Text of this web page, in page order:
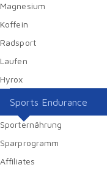
Magnesium
Koffein
Radsport
Laufen
Hyrox
Sports Endurance
Sporternährung
Sparprogramm
Affiliates